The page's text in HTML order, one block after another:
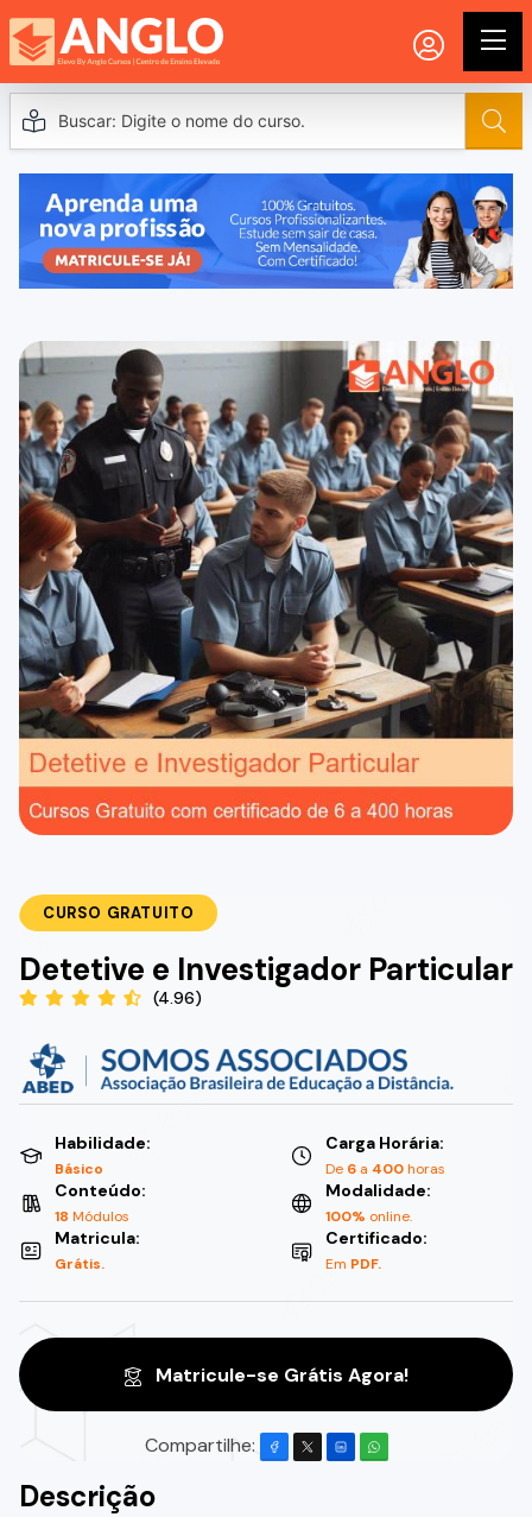
CURSO GRATUITO
Detetive e Investigador Particular
(4.96)
Habilidade:
Básico
Carga Horária:
De 6 a 400horas
Conteúdo:
18 Módulos
Modalidade:
100% online.
Matricula:
Grátis.
Certificado:
Em PDF.
Matricule-se Grátis Agora!
Compartilhe:
Descrição